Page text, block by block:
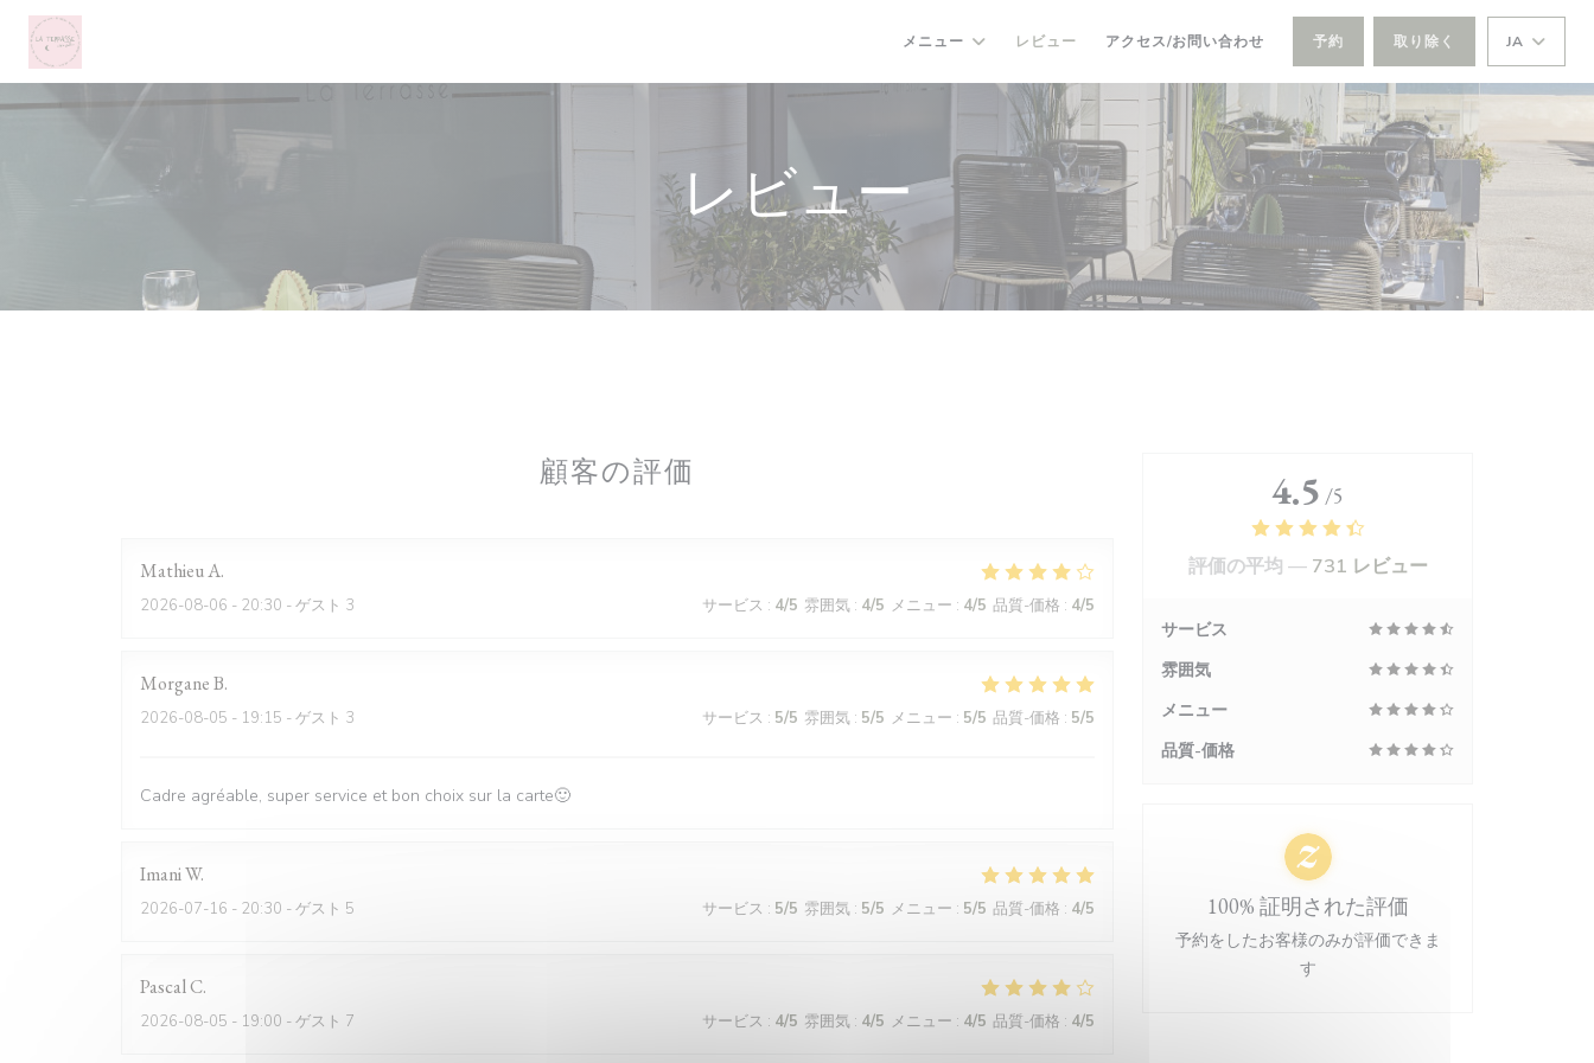
クッキー利用の管理について
メニュー レビュー アクセス/お問い合わせ 予約 取り除く JA
レビュー
顧客の評価
MathieuA
2026-08-06 - 20:30 - ゲスト 3 サービス : 4/5 雰囲気 : 4/5 メニュー : 4/5 品質-価格 : 4/5
MorganeB
2026-08-05 - 19:15 - ゲスト 3 サービス : 5/5 雰囲気 : 5/5 メニュー : 5/5 品質-価格 : 5/5
Cadre agréable, super service et bon choix sur la carte🙂
ImaniW
2026-07-16 - 20:30 - ゲスト 5 サービス : 5/5 雰囲気 : 5/5 メニュー : 5/5 品質-価格 : 4/5
PascalC
2026-08-05 - 19:00 - ゲスト 7 サービス : 4/5 雰囲気 : 4/5 メニュー : 4/5 品質-価格 : 4/5
4.5 /5
評価の平均 — 731 レビュー
サービス
雰囲気
メニュー
品質-価格
100% 証明された評価
予約をしたお客様のみが評価できま
す